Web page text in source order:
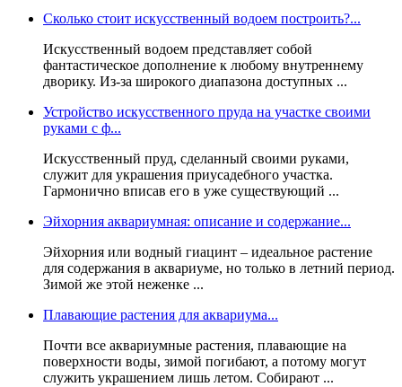
Сколько стоит искусственный водоем построить?...
Искусственный водоем представляет собой
фантастическое дополнение к любому внутреннему
дворику. Из-за широкого диапазона доступных ...
Устройство искусственного пруда на участке своими
руками с ф...
Искусственный пруд, сделанный своими руками,
служит для украшения приусадебного участка.
Гармонично вписав его в уже существующий ...
Эйхорния аквариумная: описание и содержание...
Эйхорния или водный гиацинт – идеальное растение
для содержания в аквариуме, но только в летний период.
Зимой же этой неженке ...
Плавающие растения для аквариума...
Почти все аквариумные растения, плавающие на
поверхности воды, зимой погибают, а потому могут
служить украшением лишь летом. Собирают ...